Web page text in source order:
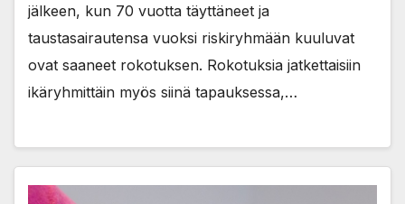
jälkeen, kun 70 vuotta täyttäneet ja
taustasairautensa vuoksi riskiryhmään kuuluvat
ovat saaneet rokotuksen. Rokotuksia jatkettaisiin
ikäryhmittäin myös siinä tapauksessa,…